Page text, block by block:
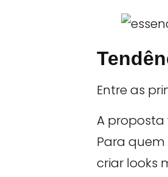
Entre as
A proposta
Para
criar looks